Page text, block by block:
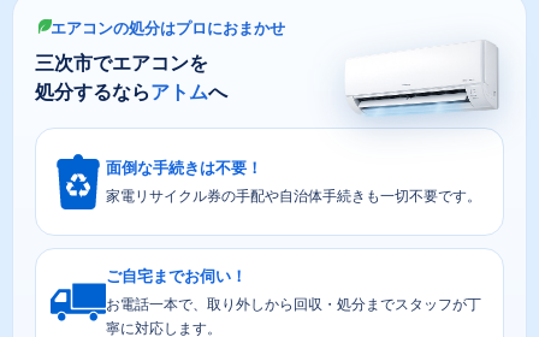
エアコンの処分はプロにおまかせ
三次市でエアコンを
処分するならアトムへ
面倒な手続きは不要！
家電リサイクル券の手配や自治体手続きも一切不要です。
ご自宅までお伺い！
お電話一本で、取り外しから回収・処分までスタッフが丁
寧に対応します。